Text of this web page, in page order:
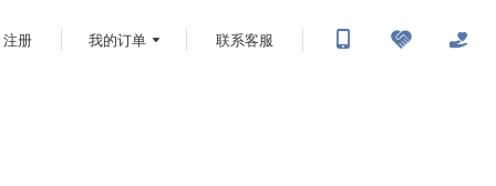
注册 我的订单 联系客服